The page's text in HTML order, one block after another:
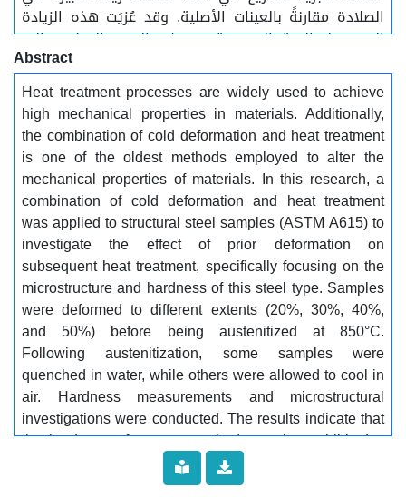
الصلادة مقارنةً بالعينات الأصلية. وقد عُزيَت هذه الزيادة
إلى تحول البنية المجهرية من طور الفريت-البيرلايت إلى
بنية بينيتية. وُجد أن التشوه على البارد يُسرّع عمليات التحول
نظرًا لإدخاله لعيوب بنيوية، والتي عملت كمواقع مفضلة
للترسيب. كما تأثرت كل من كمية ومورفولوجيا نواتج التحول
بدرجة التشوه المسبق................ الكلمات المفتاحية:...........
قضبان الفولاذ، الصلادة، المعالجة الحرارية، البنية
المجهرية،
Abstract
Heat treatment processes are widely used to achieve
high mechanical properties in materials. Additionally,
the combination of cold deformation and heat treatment
is one of the oldest methods employed to alter the
mechanical properties of materials. In this research, a
combination of cold deformation and heat treatment
was applied to structural steel samples (ASTM A615) to
investigate the effect of prior deformation on
subsequent heat treatment, specifically focusing on the
microstructure and hardness of this steel type. Samples
were deformed to different extents (20%, 30%, 40%,
and 50%) before being austenitized at 850°C.
Following austenitization, some samples were
quenched in water, while others were allowed to cool in
air. Hardness measurements and microstructural
investigations were conducted. The results indicate that
the hardness of water-quenched samples exhibited a
significant increase compared to that of the as-received
samples. This increase was attributed to the